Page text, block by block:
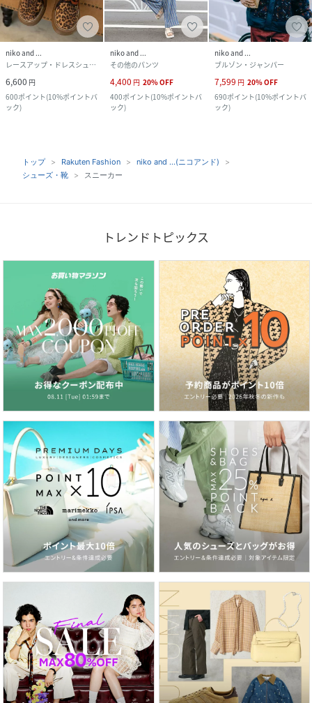
niko and ...
レースアップ・ドレスシューズ
6,600 円
600ポイント(10%ポイントバ
ック)
niko and ...
その他のパンツ
4,400 円 20%OFF
400ポイント(10%ポイントバ
ック)
niko and ...
ブルゾン・ジャンパー
7,599 円 20%OFF
690ポイント(10%ポイントバ
ック)
トップ Rakuten Fashion
niko and ...(ニコアンド)
シューズ・靴
スニーカー
トレンドトピックス